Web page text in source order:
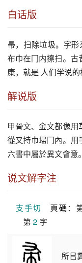
白话版
帚，扫除垃圾。字
布巾在冂内擦扫。古
康，就是 人们学说的
解说版
甲骨文、金文都像
從又持巾埽冂內。用
六書中屬於異文會意
说文解字注
支手切 頁碼 ：
第 2 字
所㠯